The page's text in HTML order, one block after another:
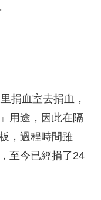
血室去捐血，
用途，因此在隔
，過程時間雖
至今已經捐了24